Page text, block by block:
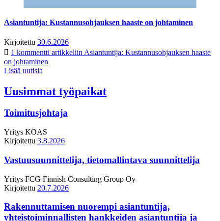
Asiantuntija: Kustannusohjauksen haaste on johtaminen
Kirjoitettu 30.6.2026
1 kommentti artikkeliin Asiantuntija: Kustannusohjauksen haaste
on johtaminen
Lisää uutisia
Uusimmat työpaikat
Toimitusjohtaja
Yritys KOAS
Kirjoitettu 3.8.2026
Vastuusuunnittelija, tietomallintava suunnittelija
Yritys FCG Finnish Consulting Group Oy
Kirjoitettu 20.7.2026
Rakennuttamisen nuorempi asiantuntija,
yhteistoiminnallisten hankkeiden asiantuntija ja